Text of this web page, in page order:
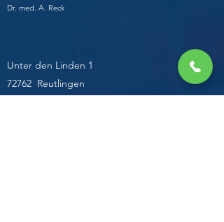
Dr. med. A. Reck
Unter den Linden 1
72762 Reutlingen